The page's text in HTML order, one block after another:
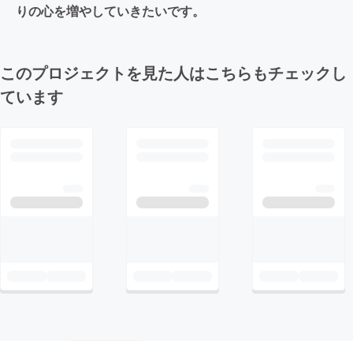
りの心を増やしていきたいです。
このプロジェクトを見た人はこちらもチェックし
ています